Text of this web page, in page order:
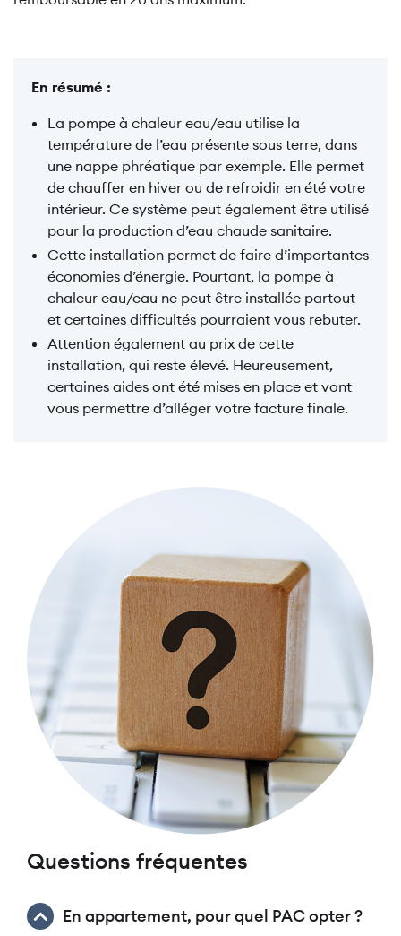
En résumé :
La pompe à chaleur eau/eau utilise la
température de l’eau présente sous terre, dans
une nappe phréatique par exemple. Elle permet
de chauffer en hiver ou de refroidir en été votre
intérieur. Ce système peut également être utilisé
pour la production d’eau chaude sanitaire.
Cette installation permet de faire d’importantes
économies d’énergie. Pourtant, la pompe à
chaleur eau/eau ne peut être installée partout
et certaines difficultés pourraient vous rebuter.
Attention également au prix de cette
installation, qui reste élevé. Heureusement,
certaines aides ont été mises en place et vont
vous permettre d’alléger votre facture finale.
Questions fréquentes
En appartement, pour quel PAC opter ?